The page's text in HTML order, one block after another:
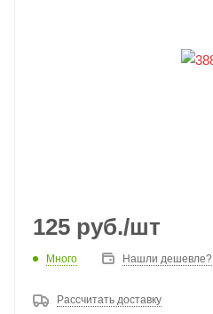
125 руб./шт
Много Нашли дешевле?
Рассчитать доставку